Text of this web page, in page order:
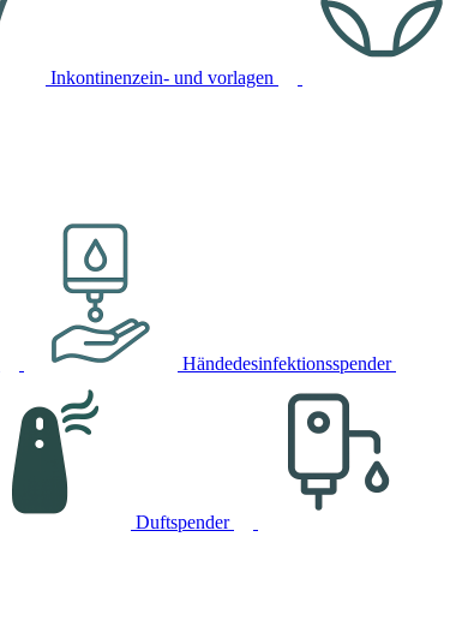
Inkontinenzein- und vorlagen
Händedesinfektionsspender
Duftspender